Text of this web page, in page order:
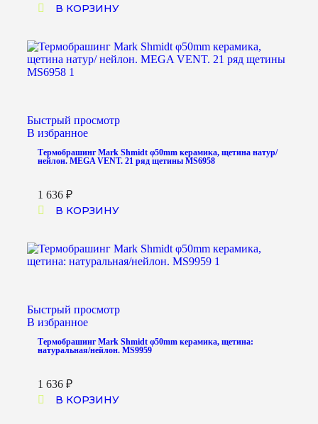
В КОРЗИНУ
Быстрый просмотр
В избранное
Термобрашинг Mark Shmidt φ50mm керамика, щетина натур/
нейлон. MEGA VENT. 21 ряд щетины MS6958
1 636 ₽
В КОРЗИНУ
Быстрый просмотр
В избранное
Термобрашинг Mark Shmidt φ50mm керамика, щетина:
натуральная/нейлон. MS9959
1 636 ₽
В КОРЗИНУ